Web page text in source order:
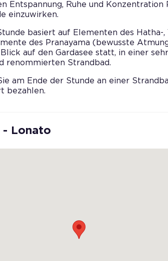
Entspannung, Ruhe und Konzentration
einzuwirken.
basiert auf Elementen des Hatha-,
des Pranayama (bewusste
auf den Gardasee statt, in einer
renommierten Strandbad.
am Ende der Stunde an einer
bezahlen.
- Lonato